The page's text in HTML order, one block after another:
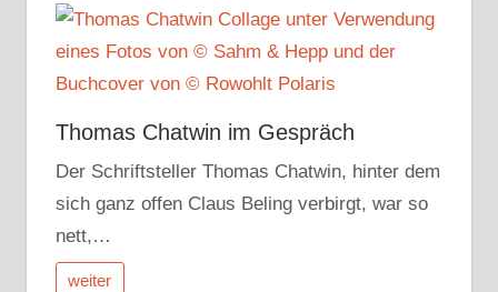
Thomas Chatwin im Gespräch
Der Schriftsteller Thomas Chatwin, hinter dem
sich ganz offen Claus Beling verbirgt, war so
nett,…
weiter